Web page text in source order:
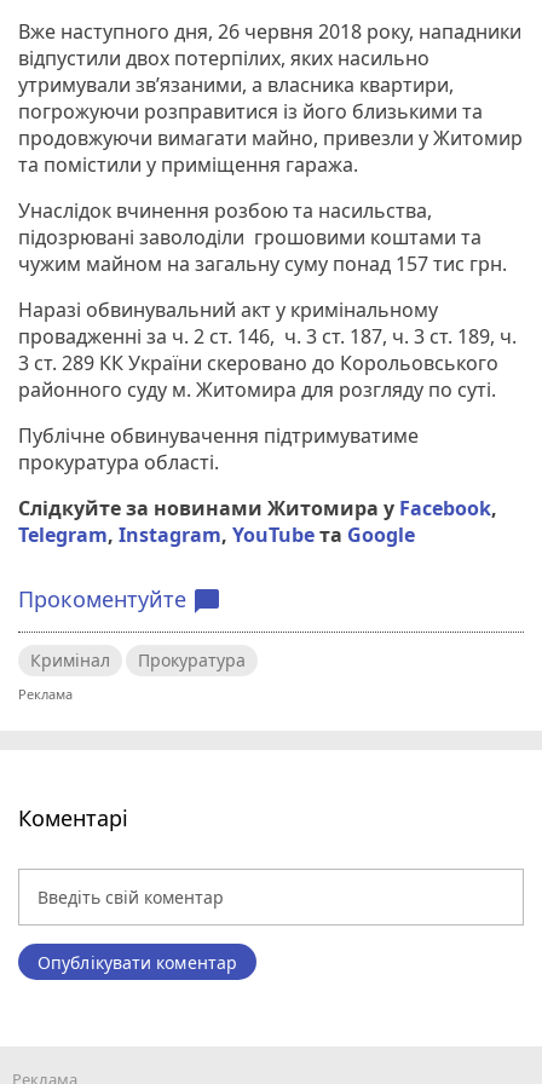
Вже наступного дня, 26 червня 2018 року, нападники
відпустили двох потерпілих, яких насильно
утримували зв’язаними, а власника квартири,
погрожуючи розправитися із його близькими та
продовжуючи вимагати майно, привезли у Житомир
та помістили у приміщення гаража.
Унаслідок вчинення розбою та насильства,
підозрювані заволоділи грошовими коштами та
чужим майном на загальну суму понад 157 тис грн.
Наразі обвинувальний акт у кримінальному
провадженні за ч. 2 ст. 146, ч. 3 ст. 187, ч. 3 ст. 189, ч.
3 ст. 289 КК України скеровано до Корольовського
районного суду м. Житомира для розгляду по суті.
Публічне обвинувачення підтримуватиме
прокуратура області.
Слідкуйте за новинами Житомира у Facebook,
Telegram, Instagram, YouTubeта Google
Прокоментуйте chat_bubble
Кримінал Прокуратура
Коментарі
Опублікувати коментар